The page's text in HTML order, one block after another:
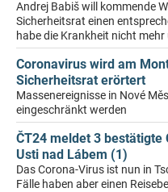
Andrej Babiš will kommende
Sicherheitsrat einen
habe die Krankheit nicht
Coronavirus wird am
Sicherheitsrat erörtert
Massenereignisse in Nové
eingeschränkt werden
ČT24 meldet 3 bestätigte
Usti nad Lábem (1)
Das Corona-Virus ist nun in
Fälle haben aber einen